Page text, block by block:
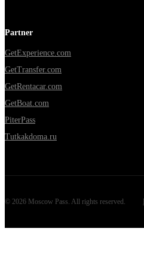
Partner
GetExperience.com
GetTransfer.com
GetRentacar.com
GetBoat.com
PiterPass
Tutkakdoma.ru
© 2026 Moscow Pass. All rights reserved.